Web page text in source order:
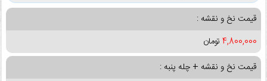
قیمت نخ و نقشه :
4,800,000 تومان
قیمت نخ و نقشه + چله پنبه :